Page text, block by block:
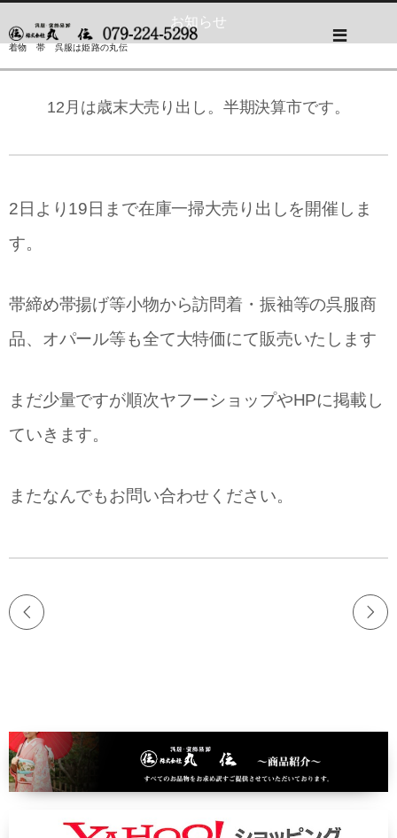
着物 帯 呉服は姫路の丸伝
お知らせ
12月は歳末大売り出し。半期決算市です。
2日より19日まで在庫一掃大売り出しを開催しま
す。
帯締め帯揚げ等小物から訪問着・振袖等の呉服商
品、オパール等も全て大特価にて販売いたします
まだ少量ですが順次ヤフーショップやHPに掲載し
ていきます。
またなんでもお問い合わせください。